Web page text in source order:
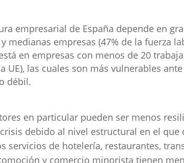
empresarial de España depende en
medianas empresas (47% de la fuerza
en empresas con menos de 20
UE), las cuales son más vulnerables
débil.
en particular pueden ser menos
debido al nivel estructural en el que
servicios de hotelería, restaurantes,
y comercio minorista tienen